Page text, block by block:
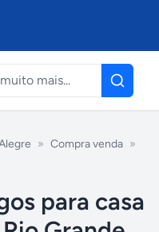
» Compra venda »
para casa